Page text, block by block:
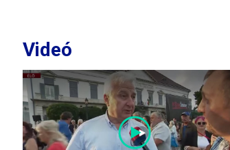
Videó